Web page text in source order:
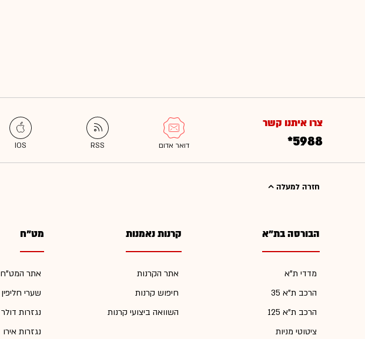
צרו איתנו קשר
*5988
חזרה למעלה
הבורסה בת"א
מדדי ת"א
הרכב ת"א 35
הרכב ת"א 125
ציטוטי מניות
קרנות נאמנות
אתר הקרנות
חיפוש קרנות
השוואה ביצועי קרנות
מט"ח
אתר המט"ח
שערי חליפין
נגזרות דולר
נגזרות אירו